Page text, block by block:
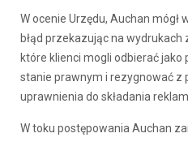
W ocenie Urzędu, Auchan
błąd przekazując na
które klienci mogli odbierać
stanie prawnym i rezygnować z
uprawnienia do składania
W toku postępowania Auchan